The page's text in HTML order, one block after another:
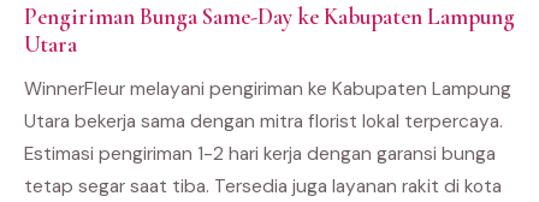
Pengiriman Bunga Same-Day ke Kabupaten Lampung
Utara
WinnerFleur melayani pengiriman ke Kabupaten Lampung
Utara bekerja sama dengan mitra florist lokal terpercaya.
Estimasi pengiriman 1-2 hari kerja dengan garansi bunga
tetap segar saat tiba. Tersedia juga layanan rakit di kota